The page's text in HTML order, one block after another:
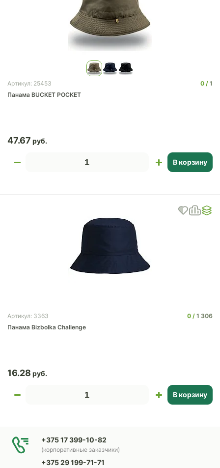
Артикул: 25453 0
1
Панама BUCKET POCKET
47.67
В корзину
Артикул: 3363 0
1 306
Панама Bizbolka Challenge
16.28
В корзину
+375 17 399-10-82
(корпоративные заказчики)
+375 29 199-71-71